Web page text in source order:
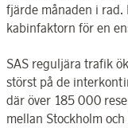
fjärde månaden i rad.
kabinfaktorn för en
SAS reguljära trafik
störst på de
där över 185 000
mellan Stockholm